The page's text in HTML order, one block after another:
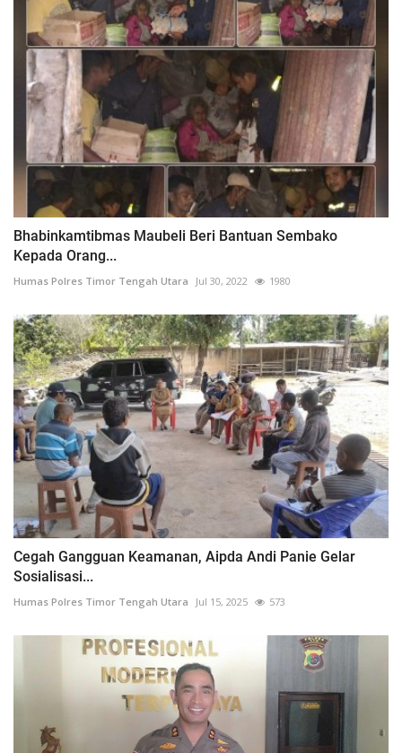
Bhabinkamtibmas Maubeli Beri Bantuan Sembako
Kepada Orang...
Humas Polres Timor Tengah Utara Jul 30, 2022 1980
Cegah Gangguan Keamanan, Aipda Andi Panie Gelar
Sosialisasi...
Humas Polres Timor Tengah Utara Jul 15, 2025 573